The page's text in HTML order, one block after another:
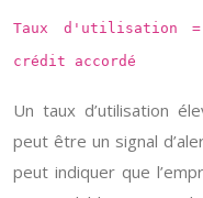
Taux d'utilisation
crédit accordé
Un taux d’utilisation
peut être un signal
peut indiquer que